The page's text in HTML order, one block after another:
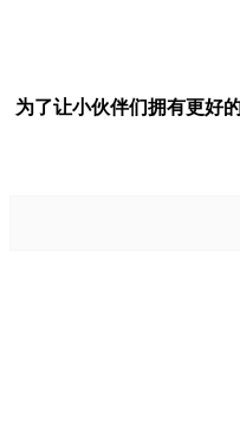
为了让小伙伴们拥有更好